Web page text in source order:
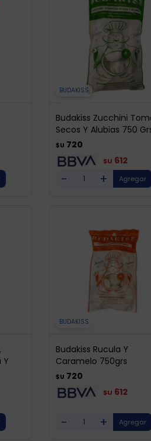
BUDAKISS
Budakiss Zucchini
Secos Y Alubias 750
$U 720
$U 612
- +
Y
BUDAKISS
Budakiss Rucula Y
Caramelo 750grs
$U 720
$U 612
- +